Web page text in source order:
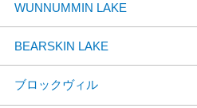
WUNNUMMIN LAKE
BEARSKIN LAKE
ブロックヴィル